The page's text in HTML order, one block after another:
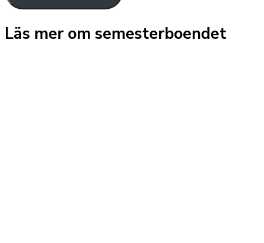
Läs mer om semesterboendet